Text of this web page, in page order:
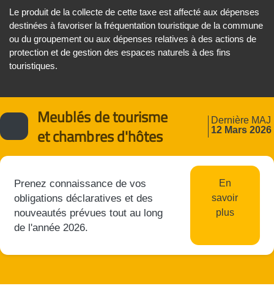
Le produit de la collecte de cette taxe est affecté aux dépenses
destinées à favoriser la fréquentation touristique de la commune
ou du groupement ou aux dépenses relatives à des actions de
protection et de gestion des espaces naturels à des fins
touristiques.
Meublés de tourisme
et chambres d'hôtes
Dernière MAJ
12 Mars 2026
Prenez connaissance de vos
obligations déclaratives et des
nouveautés prévues tout au long
de l'année 2026.
En
savoir
plus